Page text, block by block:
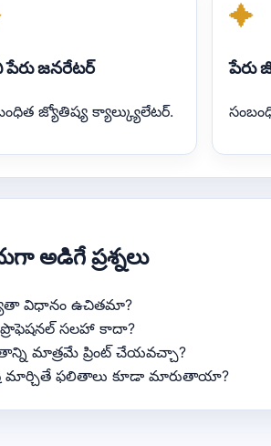
జనరేటర్
జ్యోతిష్య క్యాల్క్యులేటర్.
✦
పేరు
అడిగే ప్రశ్నలు
విధానం ఉచితమా?
సలహా కాదా?
మాత్రమే ప్రింట్ చేయవచ్చా?
మార్చితే ఫలితాలు కూడా మారుతాయా?